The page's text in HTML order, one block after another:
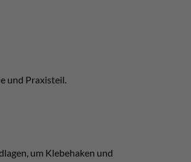
und Praxisteil.
um Klebehaken und